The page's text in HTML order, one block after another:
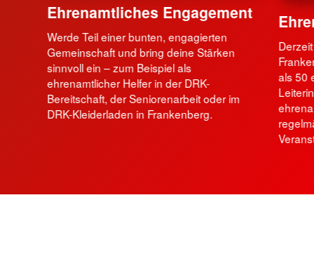
Ehrenamtliches Engagement
Werde Teil einer bunten, engagierten
Gemeinschaft und bring deine Stärken
sinnvoll ein – zum Beispiel als
ehrenamtlicher Helfer in der DRK-
Bereitschaft, der Seniorenarbeit oder im
DRK-Kleiderladen in Frankenberg.
als 50